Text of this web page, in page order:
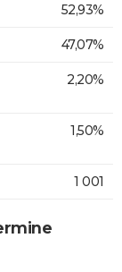
52,93%
47,07%
2,20%
1,50%
1 001